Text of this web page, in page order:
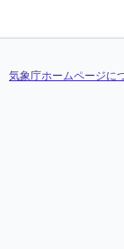
気象庁ホームページに